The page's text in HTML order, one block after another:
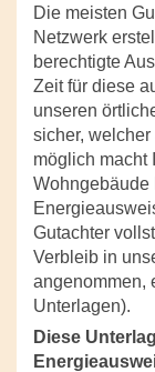
Die meisten
Netzwerk
berechtigte
Zeit für diese
unseren
sicher,
möglich macht
Wohngebäude
Gutachter
Verbleib in
angenommen,
Unterlagen).
Diese